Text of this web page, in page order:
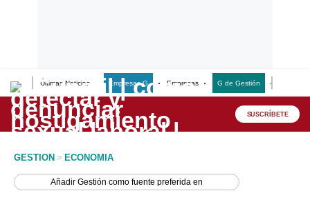
Últimas Noticias Empresas G Empresas G de Gestión
Lo último
Peru Quiosco SUSCRÍBETE
GESTION > ECONOMIA
AñadirGestión como fuente preferida en